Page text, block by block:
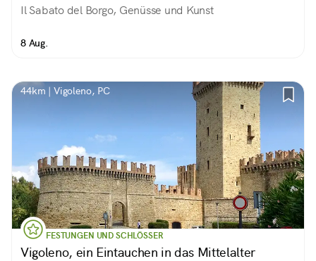
Il Sabato del Borgo, Genüsse und Kunst
8 Aug.
44km | Vigoleno, PC
FESTUNGEN UND SCHLÖSSER
Vigoleno, ein Eintauchen in das Mittelalter